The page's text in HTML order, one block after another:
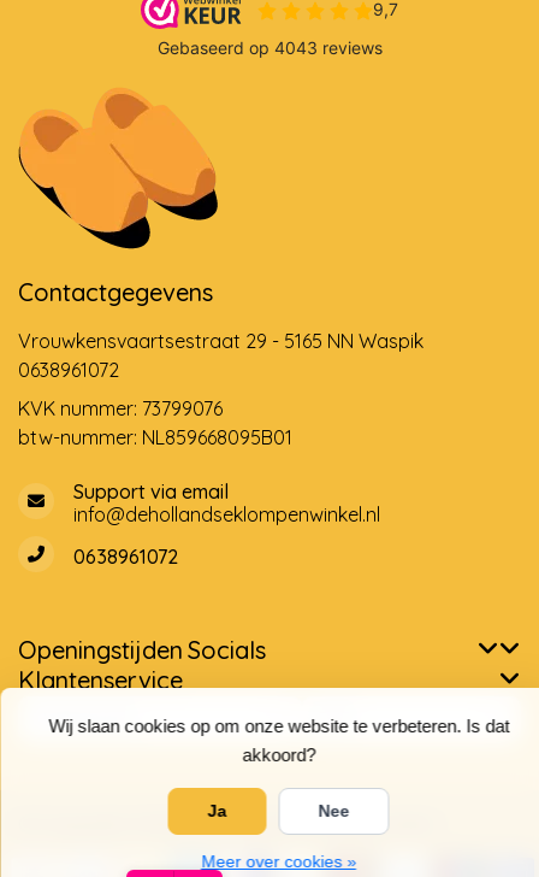
Wij slaan cookies op om onze website te verbeteren. Is dat
Meer over cookies »
Contactgegevens
Vrouwkensvaartsestraat 29 - 5165 NN Waspik
0638961072
KVK nummer: 73799076
btw-nummer: NL859668095B01
Support via email
info@dehollandseklompenwinkel.nl
0638961072
Openingstijden Socials
Klantenservice
© Copyright 2026 De Hollandse Klompenwinkel